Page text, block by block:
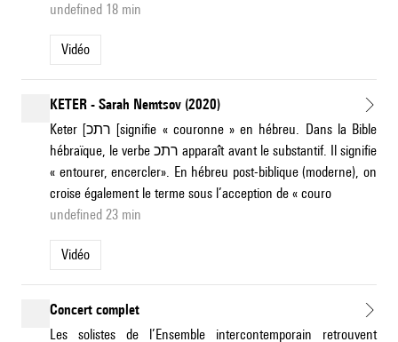
undefined 18 min
Vidéo
KETER - Sarah Nemtsov (2020)
Keter [רתכ [signifie « couronne » en hébreu. Dans la Bible
hébraïque, le verbe רתכ apparaît avant le substantif. Il signifie
« entourer, encercler». En hébreu post-biblique (moderne), on
croise également le terme sous l’acception de « couro
undefined 23 min
Vidéo
Concert complet
Les solistes de l’Ensemble intercontemporain retrouvent